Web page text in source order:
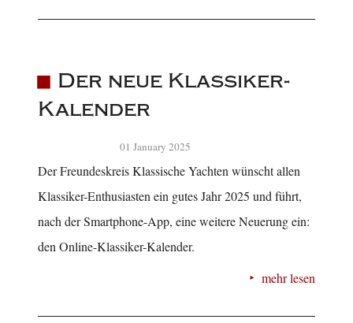
Der neue Klassiker-
Kalender
01 January 2025
Der Freundeskreis Klassische Yachten wünscht allen
Klassiker-Enthusiasten ein gutes Jahr 2025 und führt,
nach der Smartphone-App, eine weitere Neuerung ein:
den Online-Klassiker-Kalender.
mehr lesen